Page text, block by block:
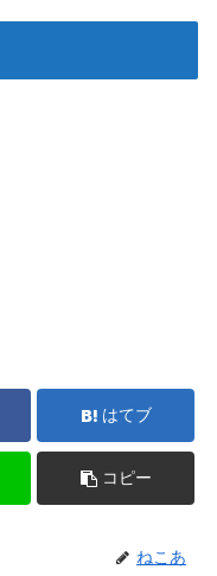
はてブ
コピー
ねこあ